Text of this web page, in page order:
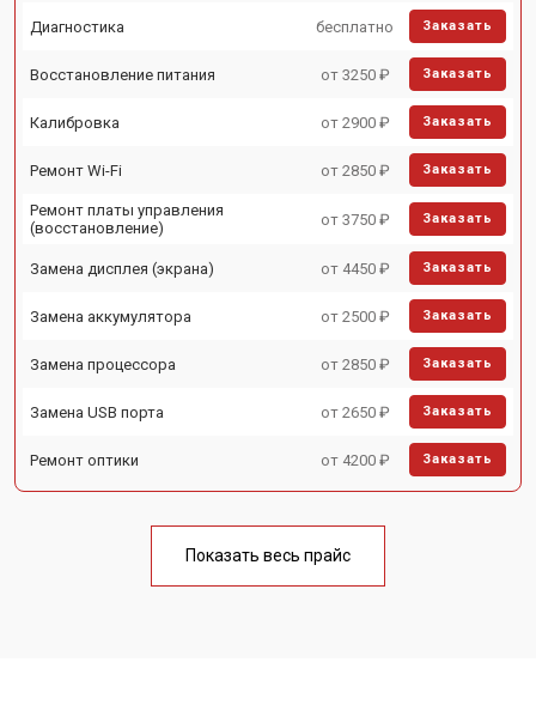
Диагностика бесплатно Заказать
Восстановление питания от 3250 ₽ Заказать
Калибровка от 2900 ₽ Заказать
Ремонт Wi-Fi от 2850 ₽ Заказать
Ремонт платы управления
(восстановление)
от 3750 ₽ Заказать
Замена дисплея (экрана) от 4450 ₽ Заказать
Замена аккумулятора от 2500 ₽ Заказать
Замена процессора от 2850 ₽ Заказать
Замена USB порта от 2650 ₽ Заказать
Ремонт оптики от 4200 ₽ Заказать
Показать весь прайс